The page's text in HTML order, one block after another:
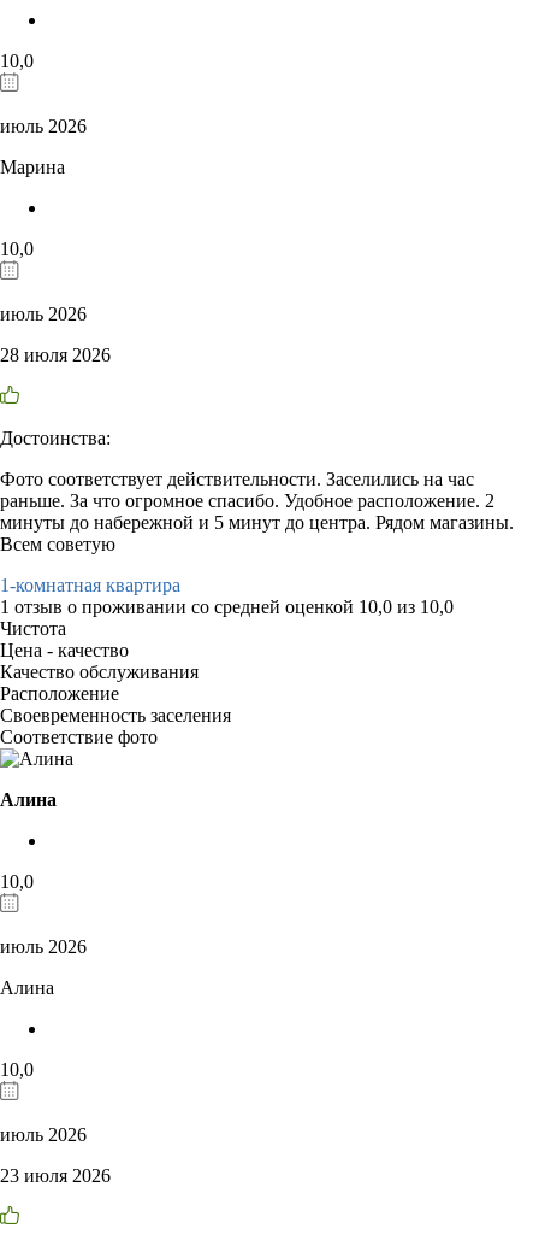
10,0
июль 2026
Марина
10,0
июль 2026
28 июля 2026
Достоинства:
Фото соответствует действительности. Заселились на час
раньше. За что огромное спасибо. Удобное расположение. 2
минуты до набережной и 5 минут до центра. Рядом магазины.
Всем советую
1-комнатная квартира
1 отзыв о проживании со средней оценкой 10,0 из 10,0
Чистота
Цена - качество
Качество обслуживания
Расположение
Своевременность заселения
Соответствие фото
Алина
10,0
июль 2026
Алина
10,0
июль 2026
23 июля 2026